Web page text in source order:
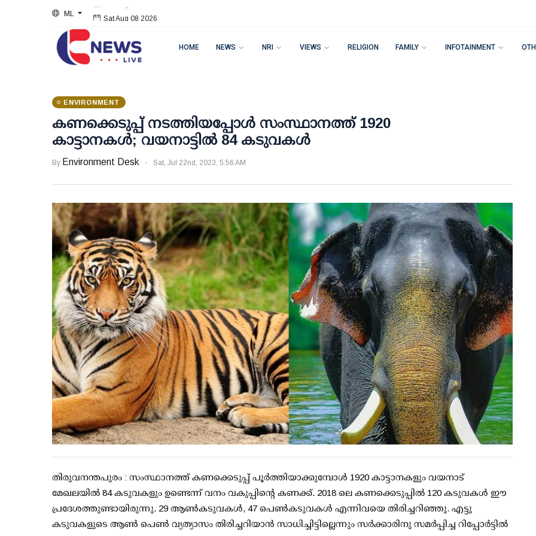
ML Sat Aug 08 2026
HOME NEWS NRI VIEWS RELIGION FAMILY INFOTAINMENT
ENVIRONMENT
കണക്കെടുപ്പ് നടത്തിയപ്പോള്‍ സംസ്ഥാനത്ത് 1920
കാട്ടാനകള്‍; വയനാട്ടില്‍ 84 കടുവകള്‍
By Environment Desk Sat, Jul 22nd, 2023, 5:56 AM
തിരുവനന്തപുരം : സംസ്ഥാനത്ത് കണക്കെടുപ്പ് പൂര്‍ത്തിയാക്കുമ്പോള്‍ 1920 കാട്ടാനകളും വയനാട്
മേഖലയില്‍ 84 കടുവകളും ഉണ്ടെന്ന് വനം വകുപ്പിന്റെ കണക്ക്. 2018 ലെ കണക്കെടുപ്പില്‍ 120 കടുവകള്‍ ഈ
പ്രദേശത്തുണ്ടായിരുന്നു. 29 ആണ്‍കടുവകള്‍, 47 പെണ്‍കടുവകള്‍ എന്നിവയെ തിരിച്ചറിഞ്ഞു. എട്ടു
കടുവകളുടെ ആണ്‍ പെണ്‍ വ്യത്യാസം തിരിച്ചറിയാന്‍ സാധിച്ചിട്ടില്ലെന്നും സര്‍ക്കാരിനു സമര്‍പ്പിച്ച റിപ്പോര്‍ട്ടില്‍